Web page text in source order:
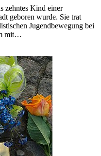
zehntes Kind einer
geboren wurde. Sie trat
Jugendbewegung bei
mit…